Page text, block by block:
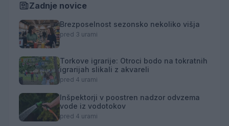
Zadnje novice
Brezposelnost sezonsko nekoliko višja
pred 3 urami
Torkove igrarije: Otroci bodo na tokratnih
igrarijah slikali z akvareli
pred 4 urami
Inšpektorji v poostren nadzor odvzema
vode iz vodotokov
pred 4 urami